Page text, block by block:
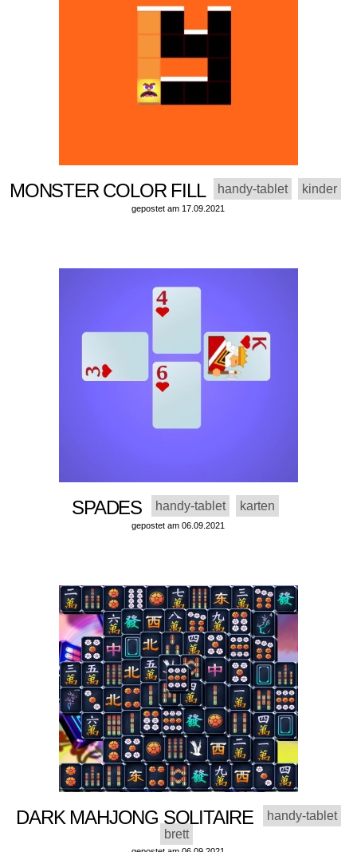
MONSTER COLOR FILL handy-tablet kinder
gepostet am 17.09.2021
SPADES handy-tablet karten
gepostet am 06.09.2021
DARK MAHJONG SOLITAIRE
handy-tablet
brett